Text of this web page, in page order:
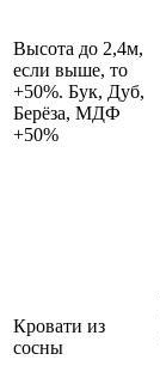
Высота до 2,4м,
если выше, то
+50%. Бук, Дуб,
Берёза, МДФ
+50%
Кровати из
сосны